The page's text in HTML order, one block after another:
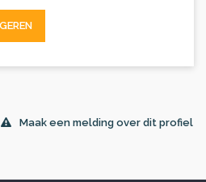
Maak een melding over dit profiel